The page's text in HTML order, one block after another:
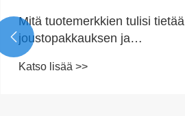
Mitä tuotemerkkien tulisi tietää
joustopakkauksen ja
kierrätyksen haasteista
Katso lisää >>
